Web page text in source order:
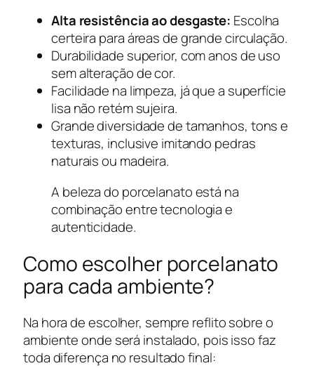
Alta resistência ao desgaste: Escolha
certeira para áreas de grande circulação.
Durabilidade superior, com anos de uso
sem alteração de cor.
Facilidade na limpeza, já que a superfície
lisa não retém sujeira.
Grande diversidade de tamanhos, tons e
texturas, inclusive imitando pedras
naturais ou madeira.
A beleza do porcelanato está na
combinação entre tecnologia e
autenticidade.
Como escolher porcelanato
para cada ambiente?
Na hora de escolher, sempre reflito sobre o
ambiente onde será instalado, pois isso faz
toda diferença no resultado final: